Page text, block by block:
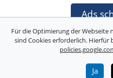
Ads
Copyright © Deutsche
Folgen Sie uns:
Für die Optimierung der Webseite
sind Cookies erforderlich.
Ja